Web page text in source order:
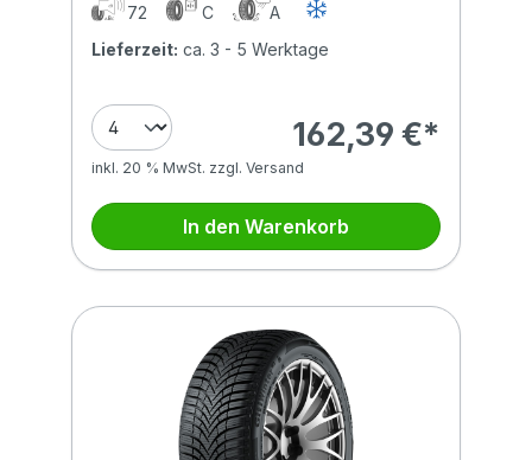
72 C
A
Lieferzeit: ca. 3 - 5 Werktage
162,39 €*
inkl. 20 % MwSt. zzgl. Versand
In den Warenkorb